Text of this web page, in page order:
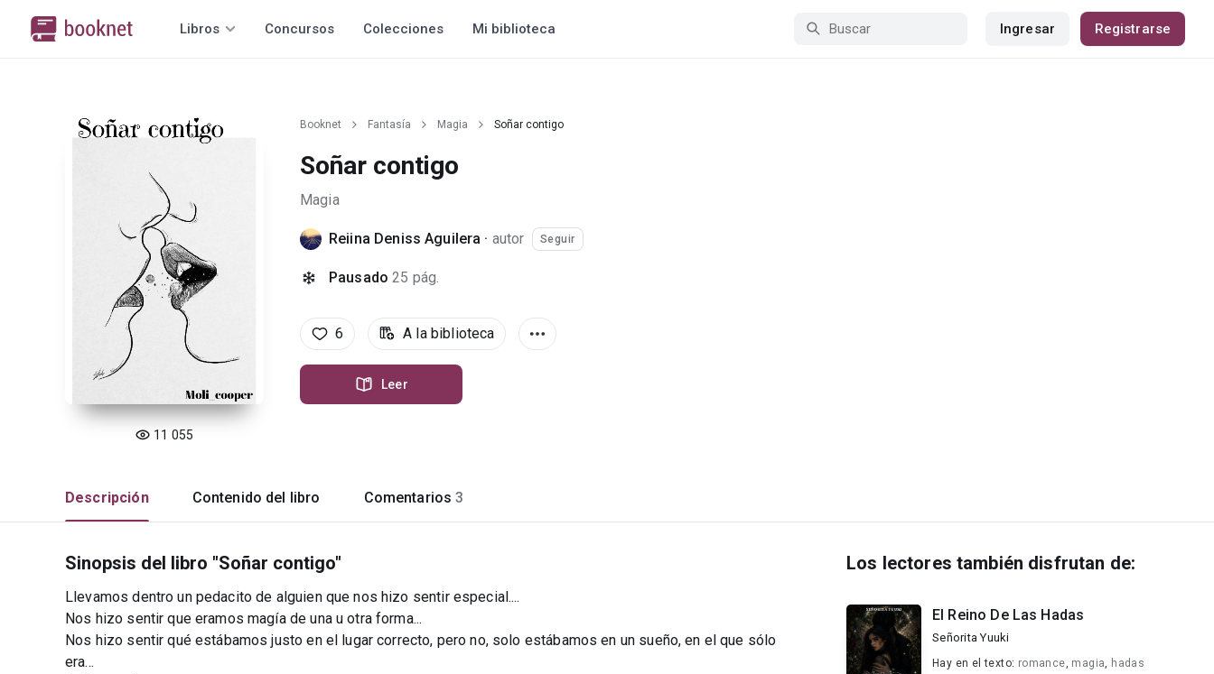
Libros Concursos Colecciones Mi biblioteca Ingresar Registrarse
11 055
Booknet Fantasía Magia Soñar contigo
Soñar contigo
Magia
Reiina Deniss Aguilera · autor Seguir
Pausado 25 pág.
6 A la biblioteca
Leer
Descripción Contenido del libro Comentarios 3
Sinopsis del libro "Soñar contigo"
Llevamos dentro un pedacito de alguien que nos hizo sentir especial....
Nos hizo sentir que eramos magía de una u otra forma...
Nos hizo sentir qué estábamos justo en el lugar correcto, pero no, solo estábamos en un sueño, en el que sólo
era...
Los lectores también disfrutan de:
El Reino De Las Hadas
Señorita Yuuki
Hay en el texto: romance, magia, hadas